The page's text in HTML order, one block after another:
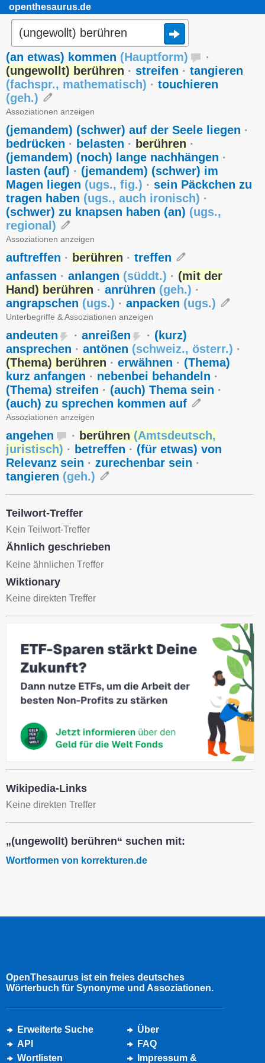
openthesaurus.de
(an etwas) kommen (Hauptform)
·
(ungewollt) berühren · streifen · tangieren
(fachspr., mathematisch) · touchieren
(geh.)
Assoziationen anzeigen
(jemandem) (schwer) auf der Seele liegen ·
bedrücken · belasten · berühren ·
(jemandem) (noch) lange nachhängen ·
lasten (auf) · (jemandem) (schwer) im
Magen liegen (ugs., fig.) · sein Päckchen zu
tragen haben (ugs., auch ironisch) ·
(schwer) zu knapsen haben (an) (ugs.,
regional )
Assoziationen anzeigen
auftreffen · berühren · treffen
anfassen · anlangen (süddt.) · (mit der
Hand) berühren · anrühren (geh.) ·
angrapschen (ugs.) · anpacken (ugs.)
Unterbegriffe & Assoziationen anzeigen
andeuten · anreißen · (kurz)
ansprechen · antönen (schweiz., österr.) ·
(Thema) berühren · erwähnen · (Thema)
kurz anfangen · nebenbei behandeln ·
(Thema) streifen · (auch) Thema sein ·
(auch) zu sprechen kommen auf
Assoziationen anzeigen
angehen · berühren (Amtsdeutsch,
juristisch) · betreffen · (für etwas) von
Relevanz sein · zurechenbar sein ·
tangieren (geh.)
Teilwort-Treffer
Kein Teilwort-Treffer
Ähnlich geschrieben
Keine ähnlichen Treffer
Wiktionary
Keine direkten Treffer
Wikipedia-Links
Keine direkten Treffer
„(ungewollt) berühren“ suchen mit:
Wortformen von korrekturen.de
OpenThesaurus ist ein freies deutsches
Wörterbuch für Synonyme und Assoziationen.
Erweiterte Suche
API
Wortlisten
Über
FAQ
Impressum &